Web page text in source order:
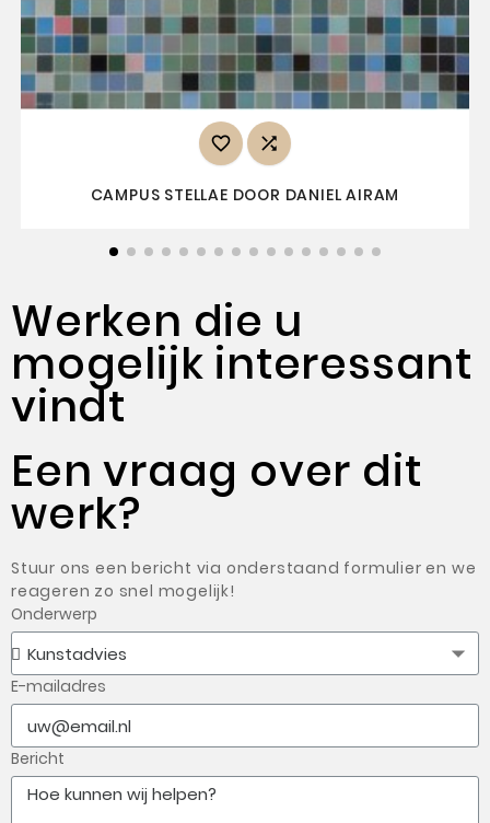
 
CAMPUS STELLAE DOOR DANIEL AIRAM
Werken die u
mogelijk interessant
vindt
Een vraag over dit
werk?
Stuur ons een bericht via onderstaand formulier en we
reageren zo snel mogelijk!
Onderwerp
E-mailadres
Bericht